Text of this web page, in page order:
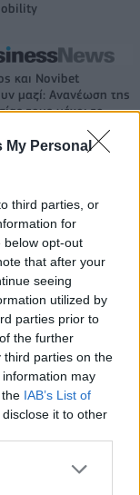
My Personal
third parties, or
for
below opt-out
that after your
seeing
utilized by
parties prior to
the further
third parties on the
information may
IAB’s List of
it to other
και Novibet
μαζί: Ανανέωση της
τους μέχρι το
σειρά δεικτών
άνοιξε τις